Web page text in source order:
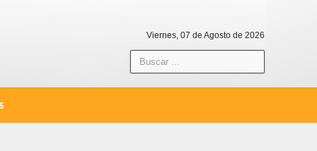
Viernes, 07 de Agosto de 2026